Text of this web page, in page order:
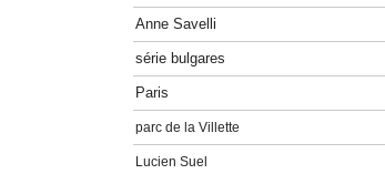
Anne Savelli
série bulgares
Paris
parc de la Villette
Lucien Suel